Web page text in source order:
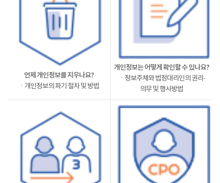
언제 개인정보를 지우나요?
ㆍ개인정보의 파기 절차 및 방법
개인정보는 어떻게 확인할 수 있나요?
ㆍ정보주체와 법정대리인의 권리·
의무 및 행사방법